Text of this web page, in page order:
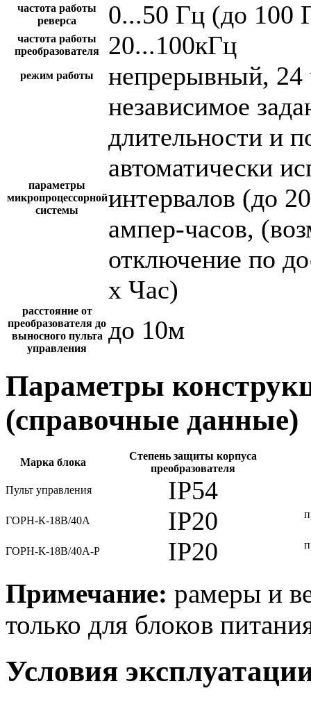
частота работы
реверса
0...50 Гц (до 100
частота работы
преобразователя
20...100кГц
режим работы непрерывный, 24
параметры
микропроцессорной
системы
независимое
длительности и
автоматически
интервалов (до
ампер-часов,
отключение по
х Час)
расстояние от
преобразователя до
выносного пульта
управления
до 10м
Параметры
(справочные данные)
Марка блока
Степень защиты корпуса
преобразователя
Пульт управления
IP54
ГОРН-К-18В/40А IP20
ГОРН-К-18В/40А-Р IP20
Примечание: рамеры и
только для блоков
Условия